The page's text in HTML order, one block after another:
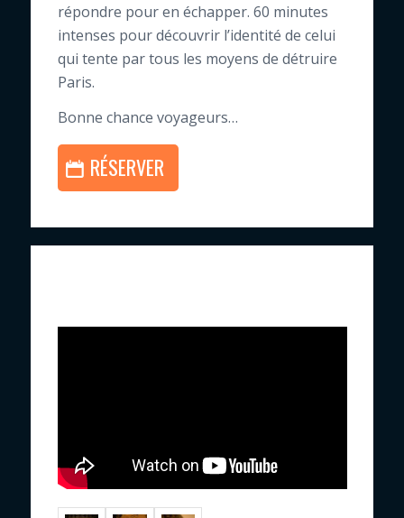
répondre pour en échapper. 60 minutes
intenses pour découvrir l’identité de celui
qui tente par tous les moyens de détruire
Paris.
Bonne chance voyageurs…
RÉSERVER